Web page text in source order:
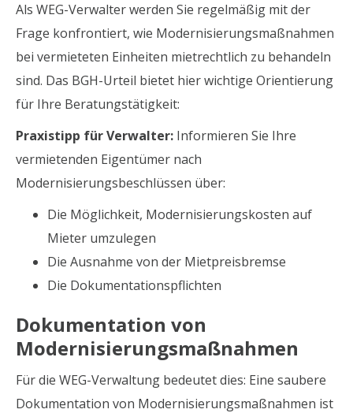
Als WEG-Verwalter werden Sie regelmäßig mit der
Frage konfrontiert, wie Modernisierungsmaßnahmen
bei vermieteten Einheiten mietrechtlich zu behandeln
sind. Das BGH-Urteil bietet hier wichtige Orientierung
für Ihre Beratungstätigkeit:
Praxistipp für Verwalter: Informieren Sie Ihre
vermietenden Eigentümer nach
Modernisierungsbeschlüssen über:
Die Möglichkeit, Modernisierungskosten auf
Mieter umzulegen
Die Ausnahme von der Mietpreisbremse
Die Dokumentationspflichten
Dokumentation von
Modernisierungsmaßnahmen
Für die WEG-Verwaltung bedeutet dies: Eine saubere
Dokumentation von Modernisierungsmaßnahmen ist